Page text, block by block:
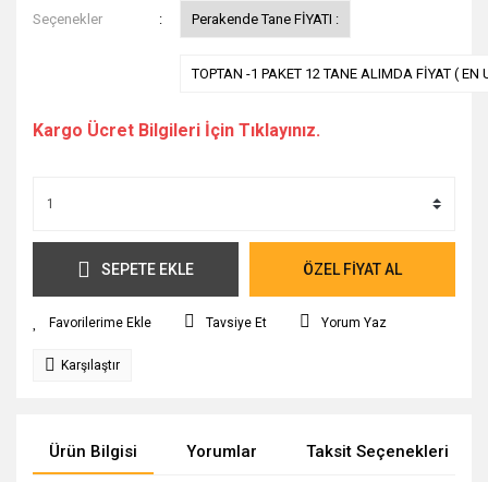
Seçenekler Perakende Tane FİYATI :
TOPTAN -1 PAKET 12 TANE ALIMDA FİYAT ( EN
Kargo Ücret Bilgileri İçin Tıklayınız.
SEPETE EKLE ÖZEL FİYAT AL
Tavsiye Et Yorum Yaz
Karşılaştır
Ürün Bilgisi Yorumlar Taksit Seçenekleri